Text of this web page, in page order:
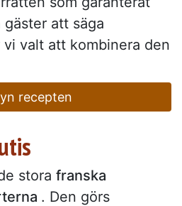
att säga
valt att kombinera den
recepten
stora franska
. Den görs